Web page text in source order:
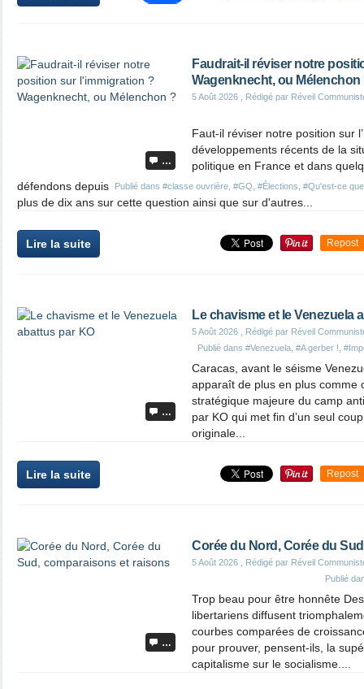
…
Faudrait-il réviser notre
Wagenknecht, ou Mélenchon
5 Août 2026 , Rédigé par Réveil
Publié dans #classe ouvrière #GQ #Élections #Qu'est-ce
Faut-il réviser notre position sur
développements récents de la
politique en France et dans
défendons depuis
plus de dix ans sur cette question ainsi que sur d'autres...
Lire la suite Repost
…
Le chavisme et le Venezuela
5 Août 2026 , Rédigé par Réveil
Publié dans #Venezuela #A gerber !
Caracas, avant le séisme
apparaît de plus en plus comme
stratégique majeure du camp
par KO qui met fin d’un seul
originale...
Lire la suite Repost
…
Corée du Nord, Corée du
5 Août 2026 , Rédigé par Réveil
Publié
Trop beau pour être honnête
libertariens diffusent
courbes comparées de
pour prouver, pensent-ils, la
capitalisme sur le socialisme....